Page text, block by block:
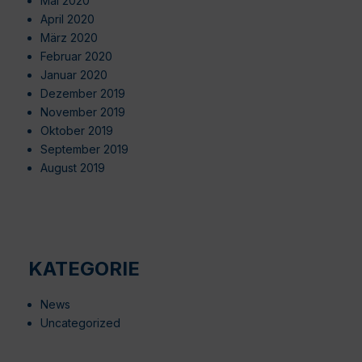
April 2020
März 2020
Februar 2020
Januar 2020
Dezember 2019
November 2019
Oktober 2019
September 2019
August 2019
KATEGORIE
News
Uncategorized